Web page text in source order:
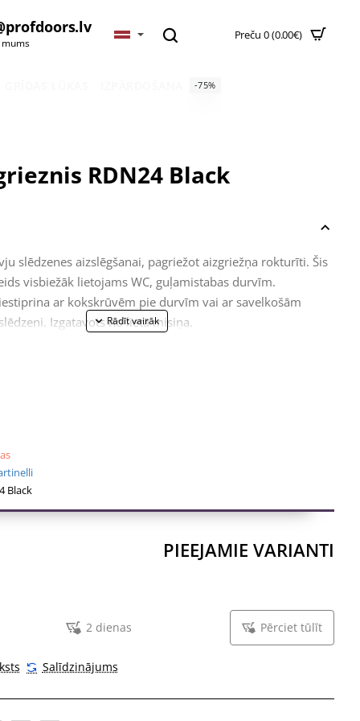
mums
Preču 0 (0.00€)
-75%
RDN24 Black
slēdzenes aizslēgšanai, pagriežot aizgriežņa rokturīti. Šis
visbiežāk lietojams WC, guļamistabas durvīm.
ar kokskrūvēm pie durvīm vai ar savelkošām
Izgatavots no lietā misiņa.
Black
PIEEJAMIE VARIANTI
2 dienas Pērciet tūlīt
Salīdzinājums